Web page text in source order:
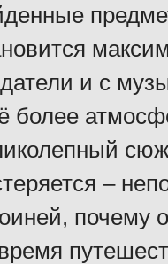
и с
более
–
почему